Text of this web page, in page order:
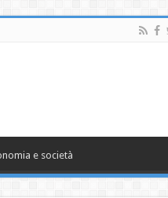
e società